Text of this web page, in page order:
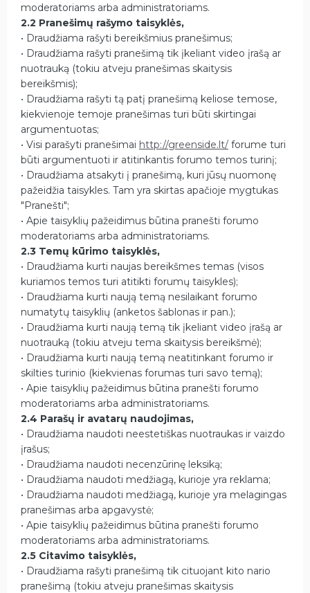
moderatoriams arba administratoriams.
2.2 Pranešimų rašymo taisyklės,
• Draudžiama rašyti bereikšmius pranešimus;
• Draudžiama rašyti pranešimą tik įkeliant video įrašą ar
nuotrauką (tokiu atveju pranešimas skaitysis
bereikšmis);
• Draudžiama rašyti tą patį pranešimą keliose temose,
kiekvienoje temoje pranešimas turi būti skirtingai
argumentuotas;
• Visi parašyti pranešimai http://greenside.lt/ forume turi
būti argumentuoti ir atitinkantis forumo temos turinį;
• Draudžiama atsakyti į pranešimą, kuri jūsų nuomonę
pažeidžia taisykles. Tam yra skirtas apačioje mygtukas
"Pranešti";
• Apie taisyklių pažeidimus būtina pranešti forumo
moderatoriams arba administratoriams.
2.3 Temų kūrimo taisyklės,
• Draudžiama kurti naujas bereikšmes temas (visos
kuriamos temos turi atitikti forumų taisykles);
• Draudžiama kurti naują temą nesilaikant forumo
numatytų taisyklių (anketos šablonas ir pan.);
• Draudžiama kurti naują temą tik įkeliant video įrašą ar
nuotrauką (tokiu atveju tema skaitysis bereikšmė);
• Draudžiama kurti naują temą neatitinkant forumo ir
skilties turinio (kiekvienas forumas turi savo temą);
• Apie taisyklių pažeidimus būtina pranešti forumo
moderatoriams arba administratoriams.
2.4 Parašų ir avatarų naudojimas,
• Draudžiama naudoti neestetiškas nuotraukas ir vaizdo
įrašus;
• Draudžiama naudoti necenzūrinę leksiką;
• Draudžiama naudoti medžiagą, kurioje yra reklama;
• Draudžiama naudoti medžiagą, kurioje yra melagingas
pranešimas arba apgavystė;
• Apie taisyklių pažeidimus būtina pranešti forumo
moderatoriams arba administratoriams.
2.5 Citavimo taisyklės,
• Draudžiama rašyti pranešimą tik cituojant kito nario
pranešimą (tokiu atveju pranešimas skaitysis